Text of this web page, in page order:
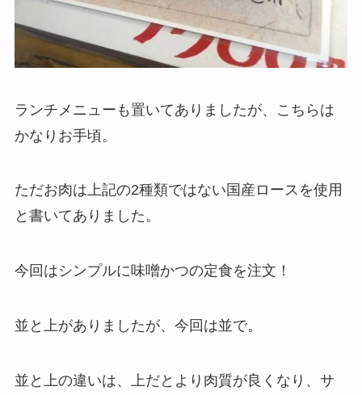
ランチメニューも置いてありましたが、こちらは
かなりお手頃。
ただお肉は上記の2種類ではない国産ロースを使用
と書いてありました。
今回はシンプルに味噌かつの定食を注文！
並と上がありましたが、今回は並で。
並と上の違いは、上だとより肉質が良くなり、サ